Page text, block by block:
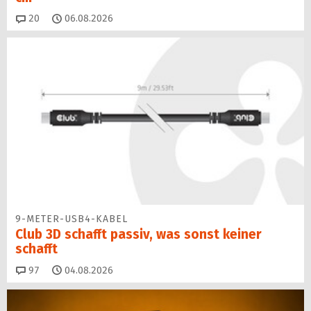
20 Kommentare
06.08.2026
9-METER-USB4-KABEL
Club 3D schafft passiv, was sonst keiner
schafft
97 Kommentare
04.08.2026